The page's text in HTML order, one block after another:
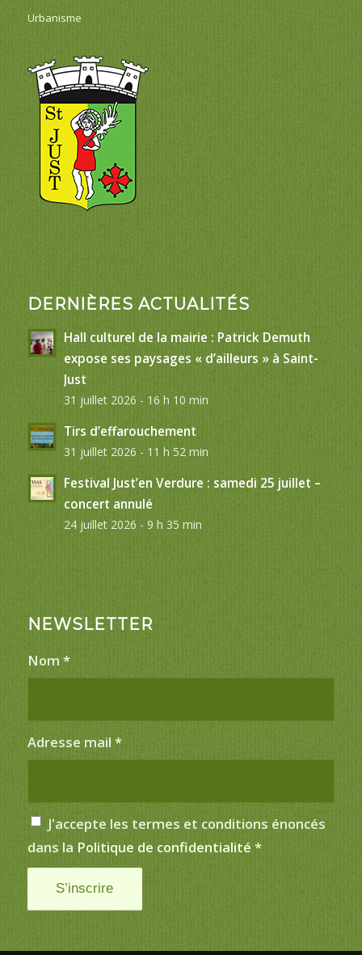
Urbanisme
DERNIÈRES ACTUALITÉS
Hall culturel de la mairie : Patrick Demuth
expose ses paysages « d’ailleurs » à Saint-
Just
31 juillet 2026 - 16 h 10 min
Tirs d’effarouchement
31 juillet 2026 - 11 h 52 min
Festival Just’en Verdure : samedi 25 juillet –
concert annulé
24 juillet 2026 - 9 h 35 min
NEWSLETTER
Nom *
Adresse mail *
J'accepte les termes et conditions énoncés
dans la Politique de confidentialité *